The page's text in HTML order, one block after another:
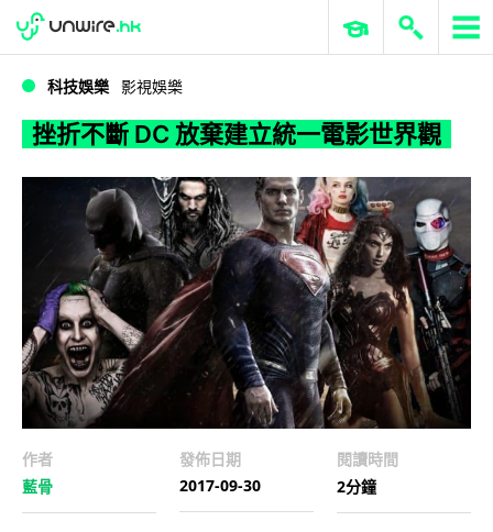
挫折不斷 DC 放棄建立統一電影世界觀
WWDC 2026 ERP 與商業 AI
科技娛樂 影視娛樂
挫折不斷 DC 放棄建立統一電影世界觀
作者
藍骨
發佈日期
2017-09-30
閱讀時間
2分鐘